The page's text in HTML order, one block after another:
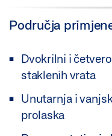
Područja
Dvokrilni i
staklenih vrata
Unutarnja i
prolaska